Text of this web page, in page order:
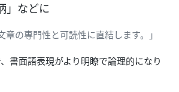
」などに
章の専門性と可読性に直結します。」
書面語表現がより明瞭で論理的になり